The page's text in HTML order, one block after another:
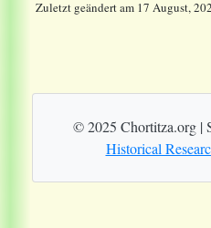
Zuletzt geändertam 17 August,
© 2025 Chortitza.org |
Historical